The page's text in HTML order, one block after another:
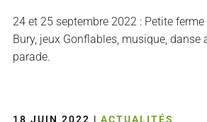
24 et 25 septembre 2022 : Petite
Bury, jeux Gonflables, musique, danse
parade.
18 JUIN 2022 | ACTUALITÉS